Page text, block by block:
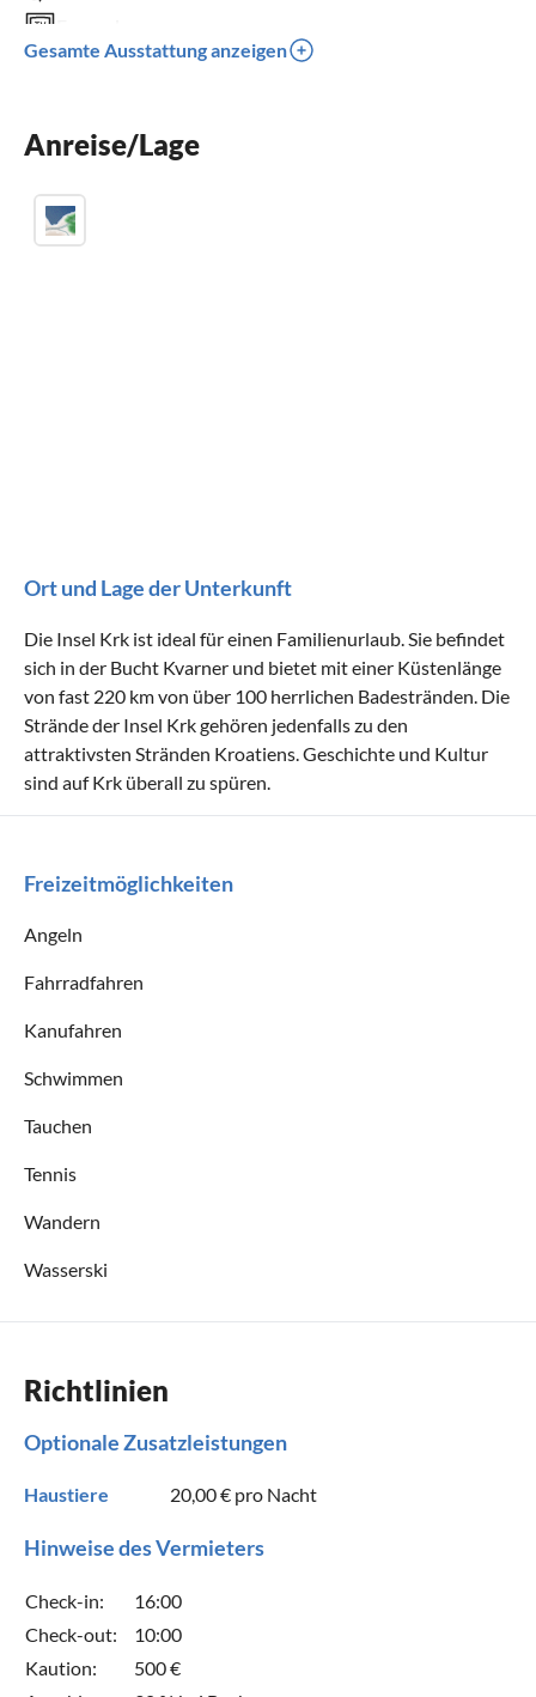
Terrasse
Waschmaschine
Gesamte Ausstattung anzeigen
Anreise/Lage
Ort und Lage der Unterkunft
Die Insel Krk ist ideal für einen Familienurlaub. Sie befindet
sich in der Bucht Kvarner und bietet mit einer Küstenlänge
von fast 220 km von über 100 herrlichen Badestränden. Die
Strände der Insel Krk gehören jedenfalls zu den
attraktivsten Stränden Kroatiens. Geschichte und Kultur
sind auf Krk überall zu spüren.
Freizeitmöglichkeiten
Angeln
Fahrradfahren
Kanufahren
Schwimmen
Tauchen
Tennis
Wandern
Wasserski
Richtlinien
Optionale Zusatzleistungen
Haustiere 20,00 € pro Nacht
Hinweise des Vermieters
Check-in:
16:00
Check-out:
10:00
Kaution:
500 €